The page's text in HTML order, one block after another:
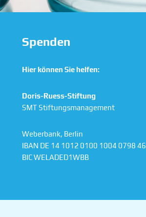
Spenden
Hier können Sie helfen:
Doris-Ruess-Stiftung
SMT Stiftungsmanagement
Weberbank, Berlin
IBAN DE 14 1012 0100 1004 0798 46
BIC WELADED1WBB